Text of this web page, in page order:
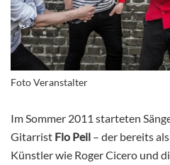
Foto Veranstalter
Im Sommer 2011 starteten
Gitarrist Flo Peil – der bereits
Künstler wie Roger Cicero und